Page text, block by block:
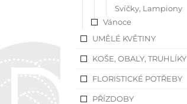
Svíčky, Lampiony
Vánoce
UMĚLÉ KVĚTINY
KOŠE, OBALY, TRUHLÍKY
FLORISTICKÉ POTŘEBY
PŘÍZDOBY